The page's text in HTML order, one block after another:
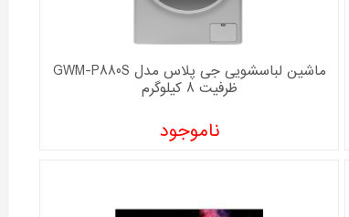
ماشین لباسشویی جی پلاس مدل GWM-P880S
ظرفیت 8 کیلوگرم
ناموجود